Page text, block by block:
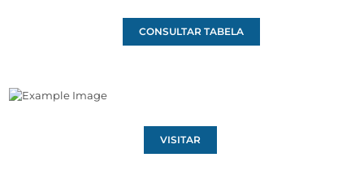
CONSULTAR TABELA
VISITAR